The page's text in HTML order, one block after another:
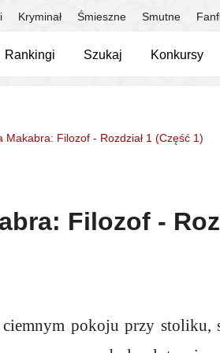
Kryminał Śmieszne Smutne
Rankingi Szukaj Konkursy
Makabra: Filozof - Rozdział 1 (Część 1)
Filozof -
ciemnym pokoju przy stoliku,